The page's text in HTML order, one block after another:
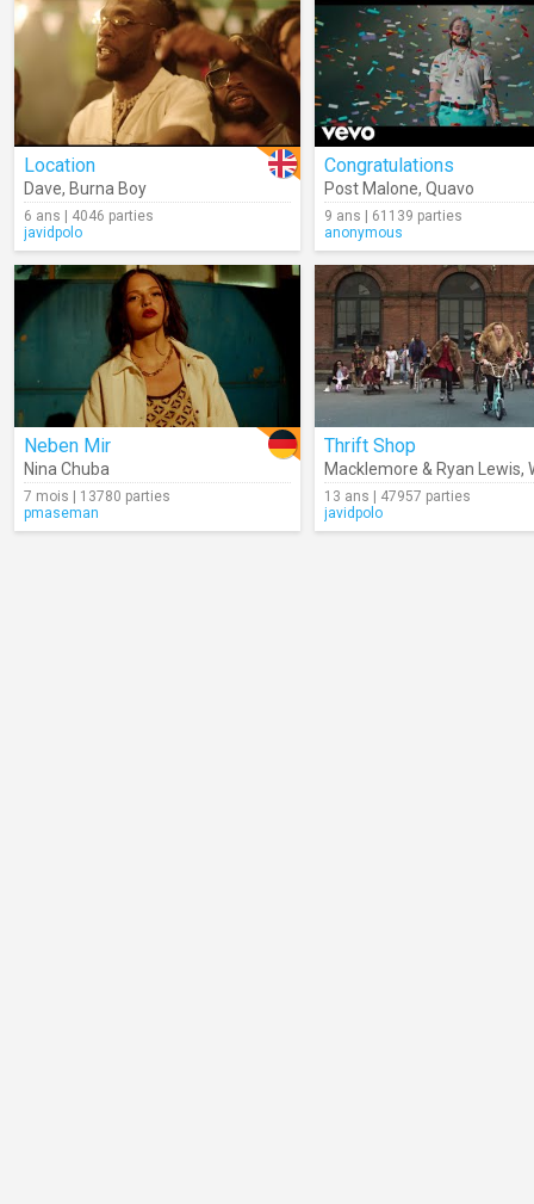
Location
Dave, Burna Boy
6 ans | 4046 parties
javidpolo
Congratulations
Post Malone, Quavo
9 ans | 61139 parties
anonymous
Neben Mir
Nina Chuba
7 mois | 13780 parties
pmaseman
Thrift Shop
Macklemore & Ryan Lewis,
13 ans | 47957 parties
javidpolo